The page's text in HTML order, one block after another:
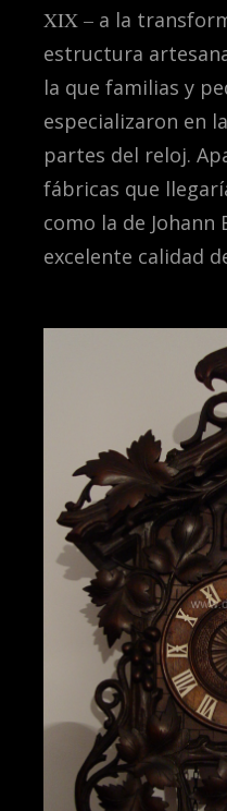
XIX – a la
estructura
la que familias y
especializaron en
partes del reloj.
fábricas que
como la de
excelente calidad